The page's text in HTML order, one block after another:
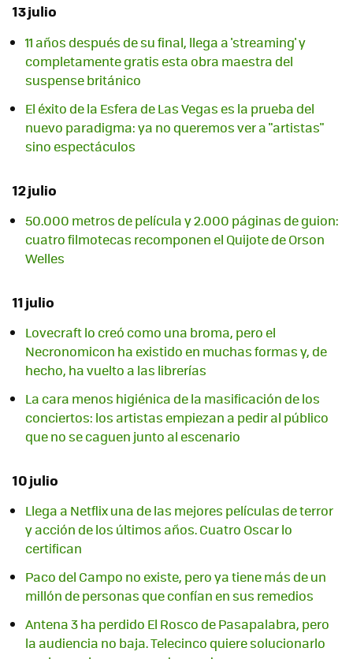
13 julio
11 años después de su final, llega a 'streaming' y
completamente gratis esta obra maestra del
suspense británico
El éxito de la Esfera de Las Vegas es la prueba del
nuevo paradigma: ya no queremos ver a "artistas"
sino espectáculos
12 julio
50.000 metros de película y 2.000 páginas de guion:
cuatro filmotecas recomponen el Quijote de Orson
Welles
11 julio
Lovecraft lo creó como una broma, pero el
Necronomicon ha existido en muchas formas y, de
hecho, ha vuelto a las librerías
La cara menos higiénica de la masificación de los
conciertos: los artistas empiezan a pedir al público
que no se caguen junto al escenario
10 julio
Llega a Netflix una de las mejores películas de terror
y acción de los últimos años. Cuatro Oscar lo
certifican
Paco del Campo no existe, pero ya tiene más de un
millón de personas que confían en sus remedios
Antena 3 ha perdido El Rosco de Pasapalabra, pero
la audiencia no baja. Telecinco quiere solucionarlo